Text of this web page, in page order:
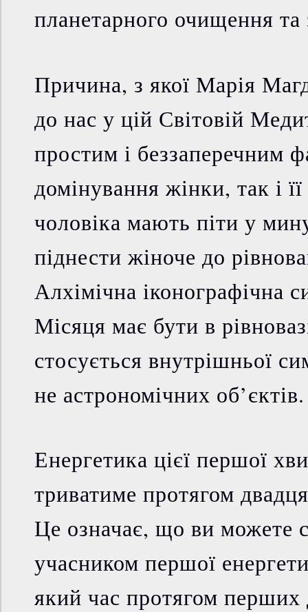
планетарного очищення та
Причина, з якої Марія
до нас у цій Світовій
простим і беззаперечним
домінування жінки, так і
чоловіка мають піти у
піднести жіноче до
Алхімічна іконографічна
Місяця має бути в
стосується внутрішньої
не астрономічних об’єктів.
Енергетика цієї першої
триватиме протягом
Це означає, що ви можете
учасником першої
який час протягом перших